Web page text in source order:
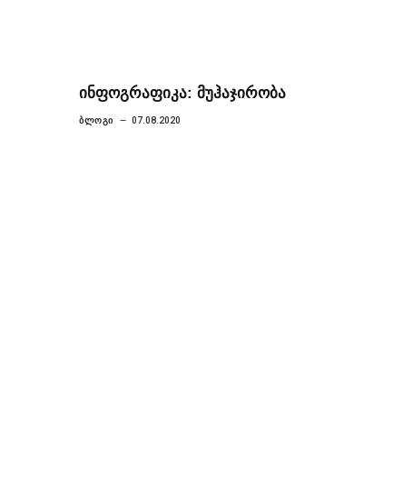
ინფოგრაფიკა: მუჰაჯირობა
ᲑᲚᲝᲒᲘ 07.08.2020